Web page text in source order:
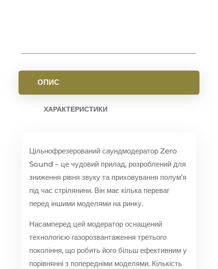
ОПИС
ХАРАКТЕРИСТИКИ
Цільнофрезерований саундмодератор Zero
Sound – це чудовий прилад, розроблений для
зниження рівня звуку та приховування полум’я
під час стрілянини. Він має кілька переваг
перед іншими моделями на ринку.
Насамперед цей модератор оснащений
технологією газорозвантаження третього
покоління, що робить його більш ефективним у
порівнянні з попередніми моделями. Кількість